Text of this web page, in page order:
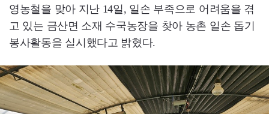
영농철을 맞아 지난 14일, 일손 부족으로 어려움을 겪
고 있는 금산면 소재 수국농장을 찾아 농촌 일손 돕기
봉사활동을 실시했다고 밝혔다.